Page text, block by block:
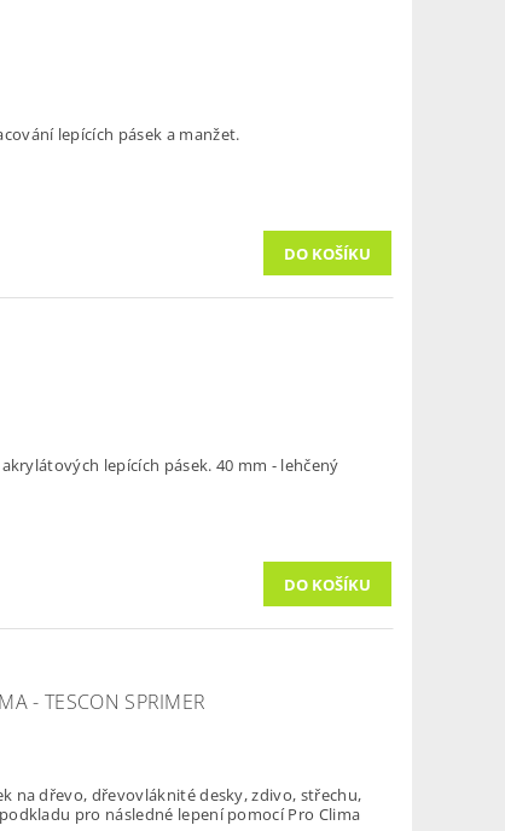
lepících pásek a manžet.
lepících pásek. 40 mm - lehčený
- TESCON SPRIMER
na dřevo, dřevovláknité desky, zdivo, střechu,
pro následné lepení pomocí Pro Clima